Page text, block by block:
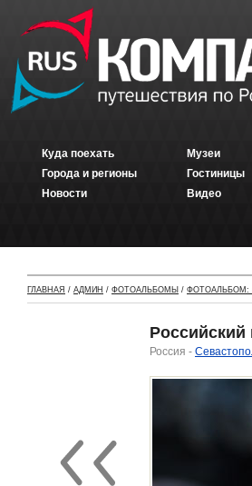
Куда поехать
Города и регионы
Новости
Музеи
Гостиницы
Видео
ГЛАВНАЯ / АДМИН / ФОТОАЛЬБОМЫ / ФОТОАЛЬБОМ:
Российский
Россия -